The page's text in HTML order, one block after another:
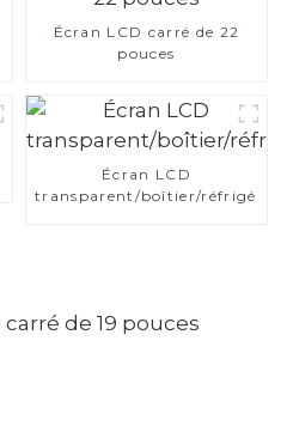
Écran LCD carré de 22
pouces
Écran LCD
transparent/boîtier/